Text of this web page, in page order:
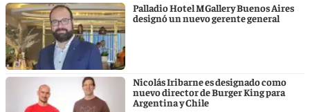
Palladio Hotel MGallery Buenos Aires
designó un nuevo gerente general
Nicolás Iribarne es designado como
nuevo director de Burger King para
Argentina y Chile